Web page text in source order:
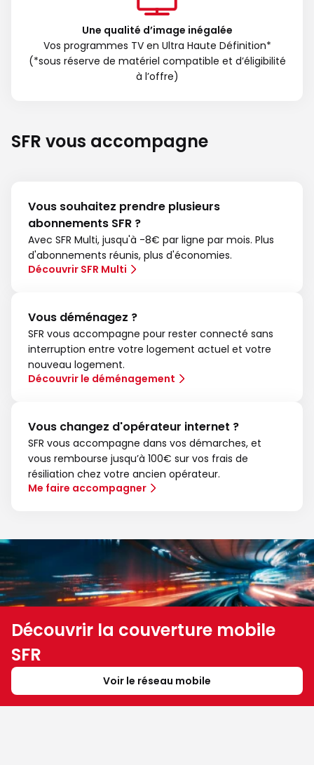
Une qualité d’image inégalée
Vos programmes TV en Ultra Haute Définition*
(*sous réserve de matériel compatible et d’éligibilité
à l’offre)
SFR vous accompagne
Vous souhaitez prendre plusieurs
abonnements SFR ?
Avec SFR Multi, jusqu'à -8€ par ligne par mois. Plus
d'abonnements réunis, plus d'économies.
Découvrir SFR Multi
Vous déménagez ?
SFR vous accompagne pour rester connecté sans
interruption entre votre logement actuel et votre
nouveau logement.
Découvrir le déménagement
Vous changez d'opérateur internet ?
SFR vous accompagne dans vos démarches, et
vous rembourse jusqu’à 100€ sur vos frais de
résiliation chez votre ancien opérateur.
Me faire accompagner
Découvrir la couverture mobile
SFR
Voir le réseau mobile